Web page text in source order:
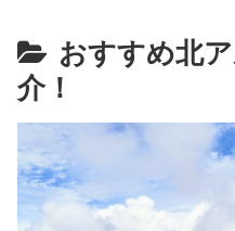
おすすめ北
介！